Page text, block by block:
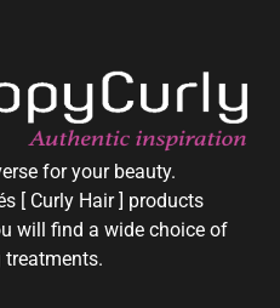
for your beauty.
[ Curly Hair ] products
will find a wide choice of